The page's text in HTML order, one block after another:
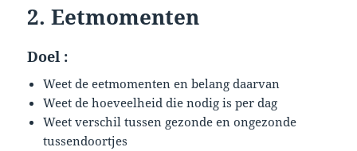
2. Eetmomenten
Doel :
Weet de eetmomenten en belang daarvan
Weet de hoeveelheid die nodig is per dag
Weet verschil tussen gezonde en ongezonde
tussendoortjes